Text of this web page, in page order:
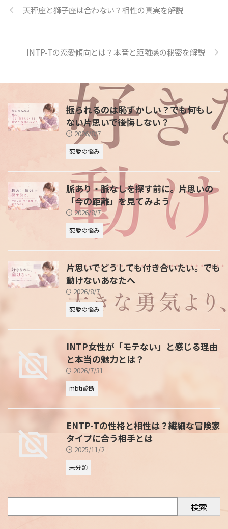
天秤座と獅子座は合わない？相性の真実を解説
INTP-Tの恋愛傾向とは？本音と距離感の秘密を解説
振られるのは恥ずかしい？でも何もし
ない片思いで後悔しない？
2026/8/7
恋愛の悩み
脈あり・脈なしを探す前に。片思いの
「今の距離」を見てみよう
2026/8/7
恋愛の悩み
片思いでどうしても付き合いたい。でも
動けないあなたへ
2026/8/7
恋愛の悩み
INTP女性が「モテない」と感じる理由
と本当の魅力とは？
2026/7/31
mbti診断
ENTP-Tの性格と相性は？繊細な冒険家
タイプに合う相手とは
2025/11/2
未分類
検索